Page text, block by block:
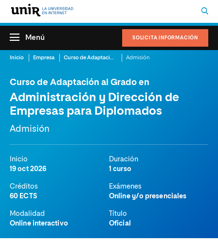
SOLICITA INFORMACIÓN
Menú
Inicio Empresa Curso de Adaptación al Grado en Administración y Dirección de Empresas para Diplomados Admisión
Curso de Adaptación al Grado en
Administración y Dirección de
Empresas para Diplomados
Admisión
Inicio
19 oct 2026
Duración
1 curso
Créditos
60 ECTS
Exámenes
Online y/o presenciales
Modalidad
Online interactivo
Título
Oficial